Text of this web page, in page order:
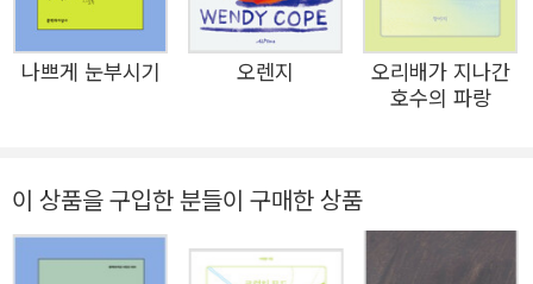
억척스러움과 무감함”(성현아, 해설)을 섬세하게 포착해낸
다. 시인은 고통을 드러내면서도 절규하기보다는 침착하게
마음의 균열을 어루만진다. 우리가 외면해온 시대의 비극과
들을 되새기고 사람과 사람이 주고받는 위로의 본질을 성찰
한다. 세상 곳곳에 자리한 통점을 날카롭게 감각하고 뜨거운
한 시절을 살아내며 한층 성숙해진 시적 자아는 이제 더 넓
나쁘게 눈부시기 오렌지
오리배가 지나간
호수의 파랑
이 상품을 구입한 분들이 구매한 상품